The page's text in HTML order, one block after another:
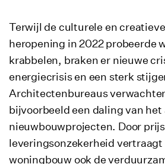
Terwijl de culturele en
heropening in 2022 probeerde
krabbelen, braken er nieuwe
energiecrisis en een sterk
Architectenbureaus
bijvoorbeeld een daling van het
nieuwbouwprojecten. Door
leveringsonzekerheid vertraagt
woningbouw ook de